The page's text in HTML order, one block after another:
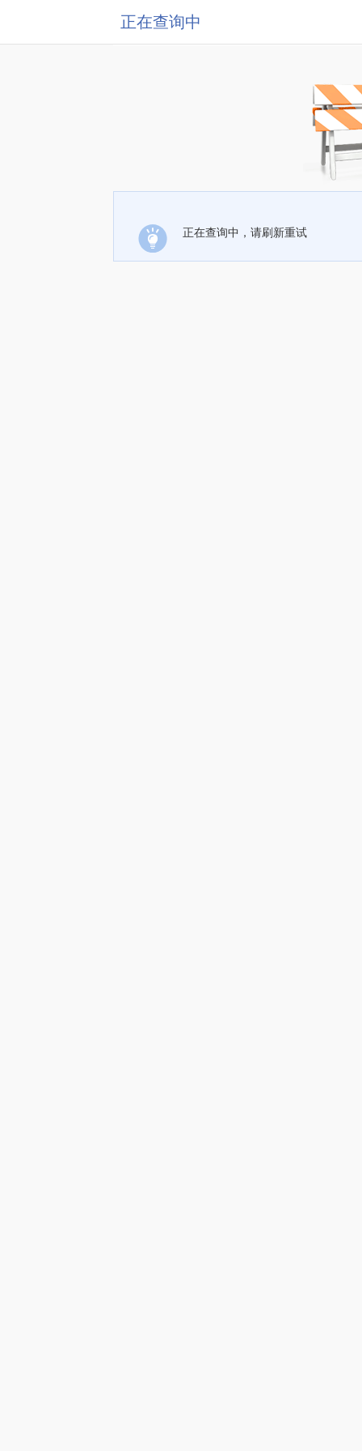
正在查询中
正在查询中，请刷新重试